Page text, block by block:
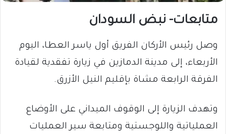
متابعات- نبض السودان
وصل رئيس الأركان الفريق أول ياسر العطا، اليوم
الأربعاء، إلى مدينة الدمازين في زيارة تفقدية لقيادة
الفرقة الرابعة مشاة بإقليم النيل الأزرق.
وتهدف الزيارة إلى الوقوف الميداني على الأوضاع
العملياتية واللوجستية ومتابعة سير العمليات